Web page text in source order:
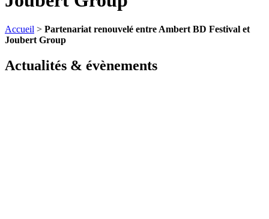
Accueil > Partenariat renouvelé entre Ambert BD Festival et
Joubert Group
Actualités & évènements